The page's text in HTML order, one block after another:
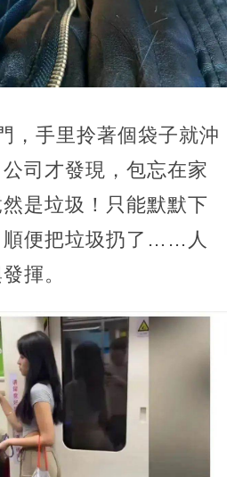
，手里拎著個袋子就沖
司才發現，包忘在家
是垃圾！只能默默下
順便把垃圾扔了……人
揮。